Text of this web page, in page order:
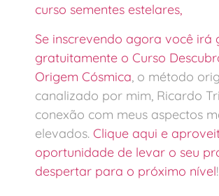
curso sementes estelares,
Se inscrevendo agora você irá
gratuitamente o Curso
Origem Cósmica, o método
canalizado por mim, Ricardo
conexão com meus aspectos
elevados. Clique aqui e
oportunidade de levar o seu
despertar para o próximo nível!